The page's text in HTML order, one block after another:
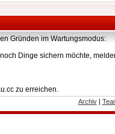
Gründen im Wartungsmodus:
Dinge sichern möchte,
zu erreichen.
Archiv|